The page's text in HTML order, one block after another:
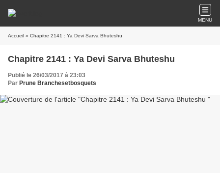
MENU
Accueil » Chapitre 2141 : Ya Devi Sarva Bhuteshu
Chapitre 2141 : Ya Devi Sarva Bhuteshu
Publié le 26/03/2017 à 23:03
Par Prune Branchesetbosquets